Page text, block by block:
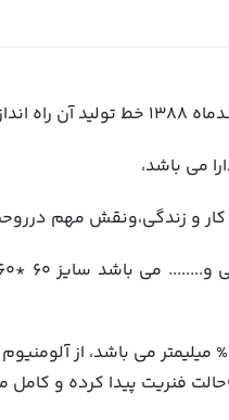
5- جنس تمامي اين محصول به جز قسمت كفي كه از ورق آلياژ
فنریت پیدا کرده و